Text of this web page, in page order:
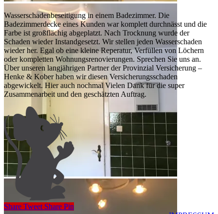
Wasserschadenbeseitigung in einem Badezimmer. Die
Badezimmerdecke eines Kunden war komplett durchnässt und die
Farbe ist großflächig abgeplatzt. Nach Trocknung wurde der
Schaden wieder Instandgesetzt. Wir stellen jeden Wasserschaden
wieder her. Egal ob eine kleine Reperatur, Verfüllen von Löchern
oder kompletten Wohnungsrenovierungen. Sprechen Sie uns an.
Über unseren langjährigen Partner der Provinzial Versicherung –
Henke & Kober haben wir diesen Versicherungsschaden
abgewickelt. Hier auch nochmal Vielen Dank für die super
Zusammenarbeit und den geschätzten Auftrag.
Share Tweet Share Pin